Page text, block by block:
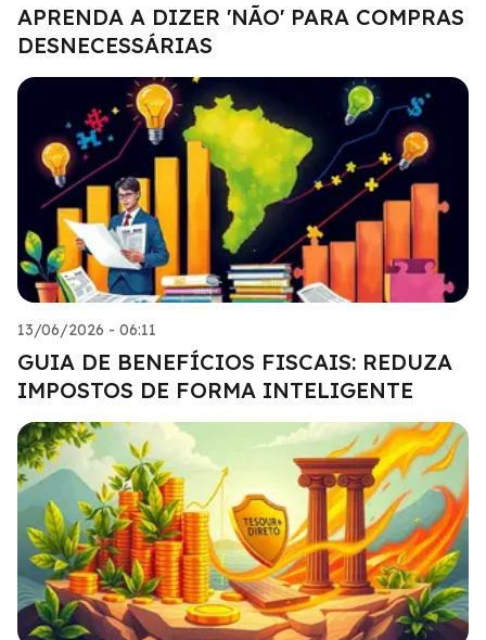
APRENDA A DIZER 'NÃO' PARA COMPRAS
DESNECESSÁRIAS
13/06/2026 - 06:11
GUIA DE BENEFÍCIOS FISCAIS: REDUZA
IMPOSTOS DE FORMA INTELIGENTE